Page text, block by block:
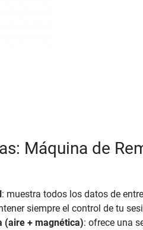
Máquina de
: muestra todos los datos de
siempre el control de tu
(aire + magnética): ofrece una